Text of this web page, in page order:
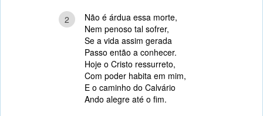
2
Não é árdua essa morte,
Nem penoso tal sofrer,
Se a vida assim gerada
Passo então a conhecer.
Hoje o Cristo ressurreto,
Com poder habita em mim,
E o caminho do Calvário
Ando alegre até o fim.